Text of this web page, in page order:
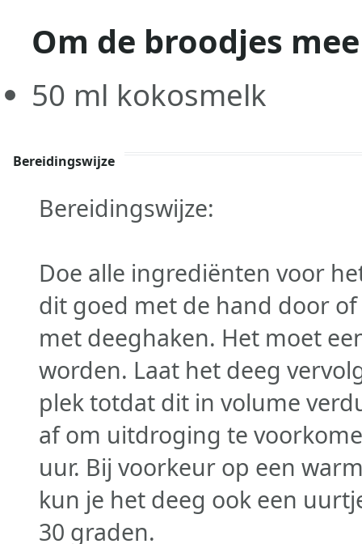
Om de broodjes
50 ml kokosmelk
Bereidingswijze
Bereidingswijze:
Doe alle ingrediënten voor
dit goed met de hand door
met deeghaken. Het moet
worden. Laat het deeg
plek totdat dit in volume
af om uitdroging te
uur. Bij voorkeur op een
kun je het deeg ook een
30 graden.